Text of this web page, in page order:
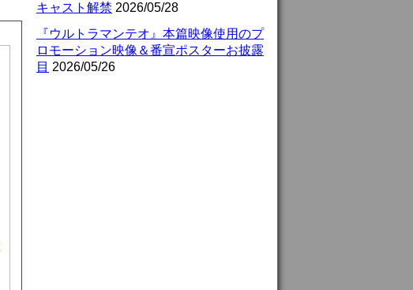
キャスト解禁 2026/05/28
『ウルトラマンテオ』本篇映像使用のプ
ロモーション映像＆番宣ポスターお披露
目 2026/05/26